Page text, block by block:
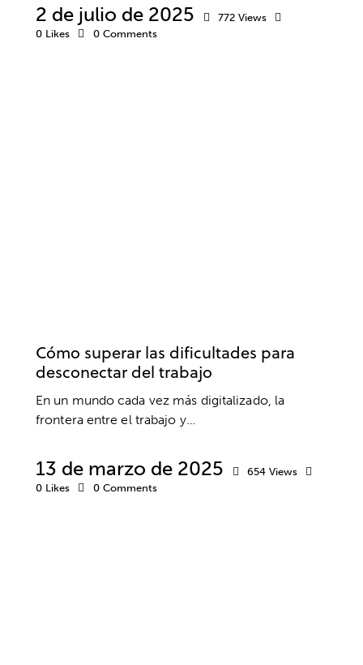
2 de julio de 2025 772 Views
0 Likes 0 Comments
Cómo superar las dificultades para
desconectar del trabajo
En un mundo cada vez más digitalizado, la
frontera entre el trabajo y…
13 de marzo de 2025 654 Views
0 Likes 0 Comments